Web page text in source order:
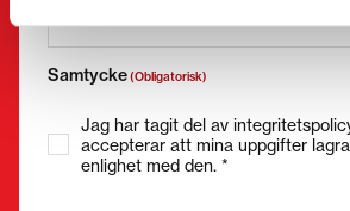
Samtycke(Obligatorisk)
Jag har tagit del av
accepterar att mina uppgifter
enlighet med den. *